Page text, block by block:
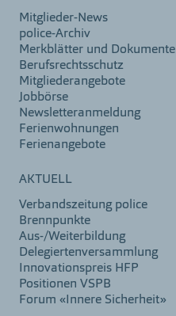
Mitglieder-News
police-Archiv
Merkblätter und Dokumente
Berufsrechtsschutz
Mitgliederangebote
Jobbörse
Newsletteranmeldung
Ferienwohnungen
Ferienangebote
AKTUELL
Verbandszeitung police
Brennpunkte
Aus-/Weiterbildung
Delegiertenversammlung
Innovationspreis HFP
Positionen VSPB
Forum «Innere Sicherheit»